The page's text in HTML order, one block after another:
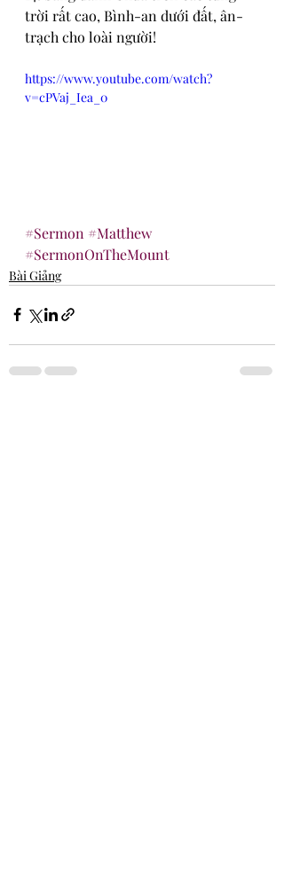
trời rất cao, Bình-an dưới đất, ân-
trạch cho loài người!
https://www.youtube.com/watch?
v=cPVaj_Iea_0
#Sermon #Matthew
#SermonOnTheMount
Bài Giảng